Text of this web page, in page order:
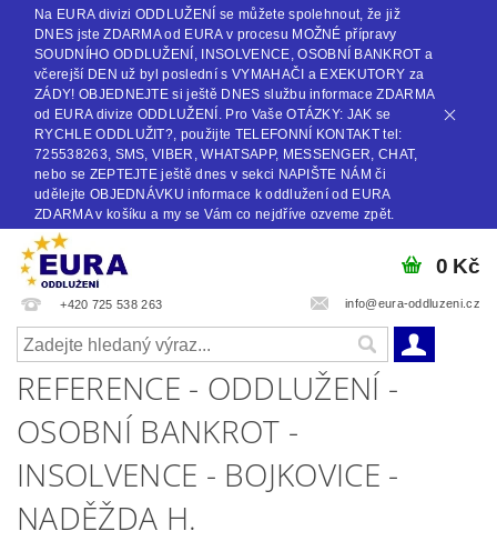
Na EURA divizi ODDLUŽENÍ se můžete spolehnout, že již
DNES jste ZDARMA od EURA v procesu MOŽNÉ přípravy
SOUDNÍHO ODDLUŽENÍ, INSOLVENCE, OSOBNÍ BANKROT a
včerejší DEN už byl poslední s VYMAHAČI a EXEKUTORY za
ZÁDY! OBJEDNEJTE si ještě DNES službu informace ZDARMA
od EURA divize ODDLUŽENÍ. Pro Vaše OTÁZKY: JAK se
RYCHLE ODDLUŽIT?, použijte TELEFONNÍ KONTAKT tel:
725538263, SMS, VIBER, WHATSAPP, MESSENGER, CHAT,
nebo se ZEPTEJTE ještě dnes v sekci NAPIŠTE NÁM či
udělejte OBJEDNÁVKU informace k oddlužení od EURA
ZDARMA v košíku a my se Vám co nejdříve ozveme zpět.
+420 725 538 263 info@eura-oddluzeni.cz
0 Kč
REFERENCE - ODDLUŽENÍ -
OSOBNÍ BANKROT -
INSOLVENCE - BOJKOVICE -
NADĚŽDA H.